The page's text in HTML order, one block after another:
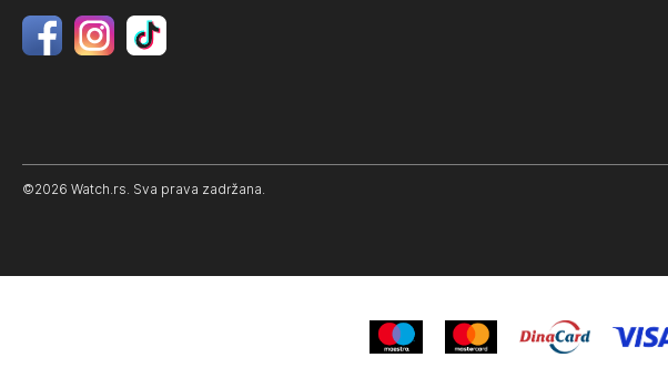
©2026 Watch.rs. Sva prava zadržana.